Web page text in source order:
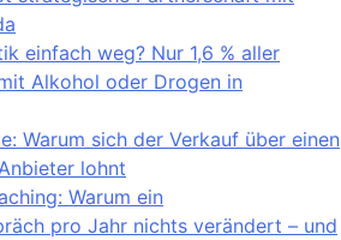
einfach weg? Nur 1,6 % aller
Alkohol oder Drogen in
Warum sich der Verkauf über einen
lohnt
Warum ein
pro Jahr nichts verändert – und